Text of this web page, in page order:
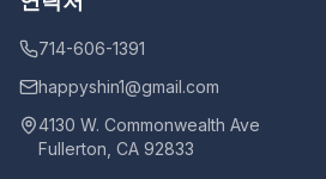
714-606-1391
happyshin1@gmail.com
4130 W. Commonwealth Ave
Fullerton, CA 92833